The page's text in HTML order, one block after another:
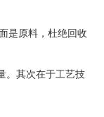
是原料，杜绝回收
。其次在于工艺技